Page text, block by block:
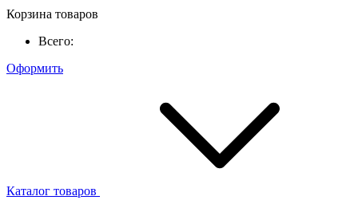
Корзина товаров
Всего:
Оформить
Каталог товаров